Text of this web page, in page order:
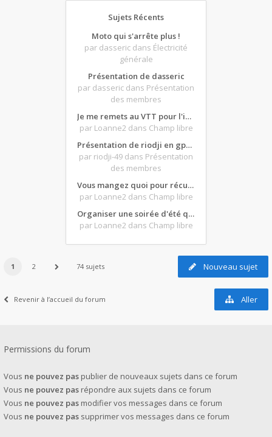
Sujets Récents
Moto qui s'arrête plus !
par dasseric dans Électricité
générale
Présentation de dasseric
par dasseric dans Présentation
des membres
Je me remets au VTT pour l'intersaison, version électrique
par Loanne2 dans Champ libre
Présentation de riodji en gpz500
par riodji-49 dans Présentation
des membres
Vous mangez quoi pour récupérer après une grosse journée de moto ?
par Loanne2 dans Champ libre
Organiser une soirée d'été qui claque : vos bons plans matos ?
par Loanne2 dans Champ libre
Nouveau sujet
1 2 74 sujets
Revenir à l’accueil du forum Aller
Permissions du forum
Vous ne pouvez pas publier de nouveaux sujets dans ce forum
Vous ne pouvez pas répondre aux sujets dans ce forum
Vous ne pouvez pas modifier vos messages dans ce forum
Vous ne pouvez pas supprimer vos messages dans ce forum